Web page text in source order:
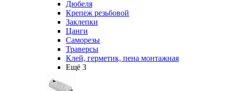
Дюбеля
Крепеж резьбовой
Заклепки
Цанги
Саморезы
Траверсы
Клей, герметик, пена монтажная
Ещё 3